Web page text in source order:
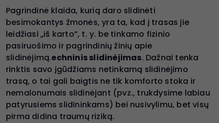
Pagrindinė klaida, kurią daro slidinėti
besimokantys žmonės, yra ta, kad į trasas jie
leidžiasi „iš karto”, t. y. be tinkamo fizinio
pasiruošimo ir pagrindinių žinių apie
slidinėjimą.echninis slidinėjimas. Dažnai tenka
rinktis savo įgūdžiams netinkamą slidinėjimo
trasą, o tai gali baigtis ne tik komforto stoka ir
nemalonumais slidinėjant (pvz., trukdysime labiau
patyrusiems slidininkams) bei nusivylimu, bet visų
pirma didina traumų riziką.